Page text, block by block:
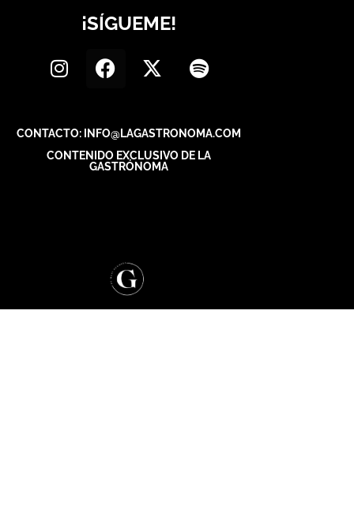
¡SÍGUEME!
CONTACTO: INFO@LAGASTRONOMA.COM
CONTENIDO EXCLUSIVO DE LA
GASTRÓNOMA